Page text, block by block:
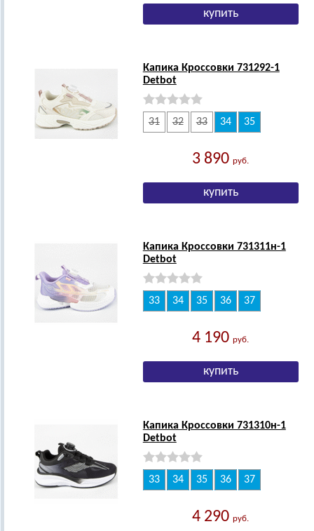
Капика Кроссовки 731292-1
Detbot
31 32 33 34 35
3 890руб.
Капика Кроссовки 731311н-1
Detbot
33 34 35 36 37
4 190руб.
Капика Кроссовки 731310н-1
Detbot
33 34 35 36 37
4 290руб.